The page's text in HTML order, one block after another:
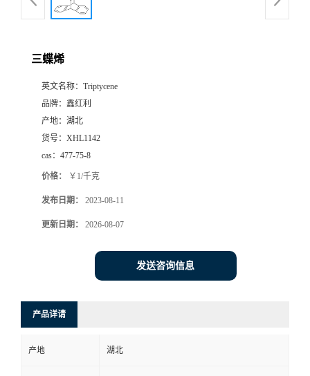
三蝶烯
英文名称： Triptycene
品牌： 鑫红利
产地： 湖北
货号： XHL1142
cas： 477-75-8
价格： ￥1/千克
发布日期： 2023-08-11
更新日期： 2026-08-07
发送咨询信息
产品详请
产地 湖北